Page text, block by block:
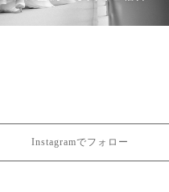
Instagramでフォロー